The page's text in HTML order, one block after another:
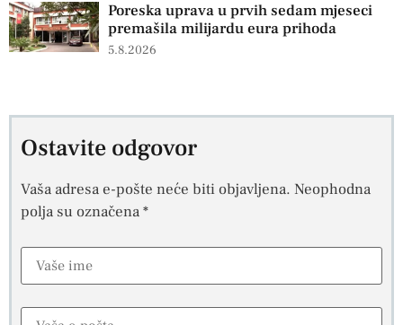
Poreska uprava u prvih sedam mjeseci
premašila milijardu eura prihoda
5.8.2026
Ostavite odgovor
Vaša adresa e-pošte neće biti objavljena. Neophodna
polja su označena*